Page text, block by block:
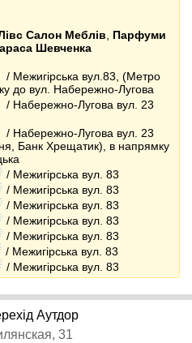
Салон Меблів
Парфуми
Шевченка
/ Межигірська вул.83, (Метро
до вул. Набережно-Лугова
/ Набережно-Лугова вул. 23
/ Набережно-Лугова вул. 23
Банк Хрещатик), в напрямку
/ Межигірська вул. 83
/ Межигірська вул. 83
/ Межигірська вул. 83
/ Межигірська вул. 83
/ Межигірська вул. 83
/ Межигірська вул. 83
/ Межигірська вул. 83
Аутдор
31